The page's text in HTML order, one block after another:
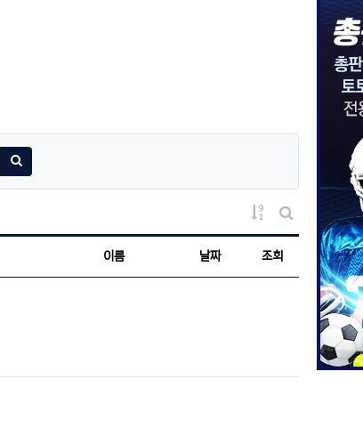
검색하기
게시물 정렬
게시판 검색
이름 날짜 조회